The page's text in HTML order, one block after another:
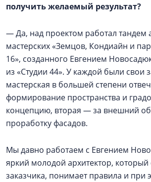
получить желаемый результат?
— Да, над проектом работал тандем
мастерских «Земцов, Кондиайн и
16», созданного Евгением
из «Студии 44». У каждой были свои
мастерская в большей степени
формирование пространства и
концепцию, вторая — за внешний
проработку фасадов.
Мы давно работаем с Евгением
яркий молодой архитектор,
заказчика, понимает правила и при